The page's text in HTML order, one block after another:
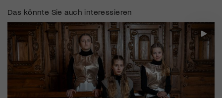
Das könnte Sie auch interessieren